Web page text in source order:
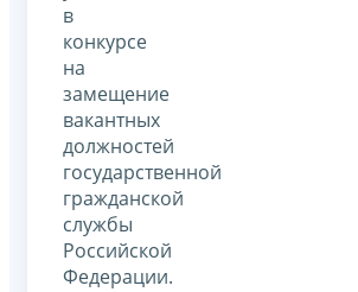
в
конкурсе
на
замещение
вакантных
должностей
государственной
гражданской
службы
Российской
Федерации.